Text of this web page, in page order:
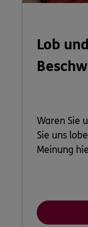
Lob
Waren Sie
Sie uns
Meinung